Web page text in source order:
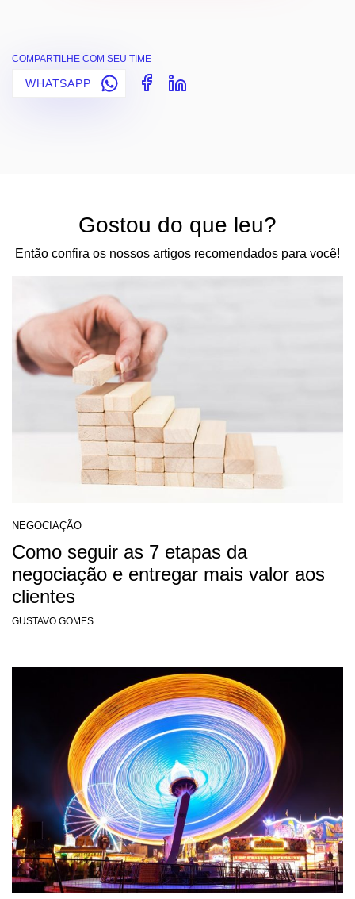
COMPARTILHE COM SEU TIME
WHATSAPP
Gostou do que leu?
Então confira os nossos artigos recomendados para você!
NEGOCIAÇÃO
Como seguir as 7 etapas da
negociação e entregar mais valor aos
clientes
GUSTAVO GOMES